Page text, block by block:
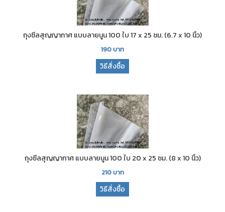
ถุงซีลสุญญากาศ แบบลายนูน 100 ใบ 17 x 25 ซม. (6.7 x 10 นิ้ว)
190บาท
วิธีสั่งซื้อ
ถุงซีลสุญญากาศ แบบลายนูน 100 ใบ 20 x 25 ซม. (8 x 10 นิ้ว)
210บาท
วิธีสั่งซื้อ